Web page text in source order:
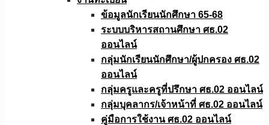
ข้อมูลนักเรียนนักศึกษา 65-68
ระบบบริหารสถานศึกษา ศธ.02
ออนไลน์
กลุ่มนักเรียนนักศึกษา/ผู้ปกครอง ศธ.02
ออนไลน์
กลุ่มครูและครูที่ปรึกษา ศธ.02 ออนไลน์
กลุ่มบุคลากร/เจ้าหน้าที่ ศธ.02 ออนไลน์
คู่มือการใช้งาน ศธ.02 ออนไลน์